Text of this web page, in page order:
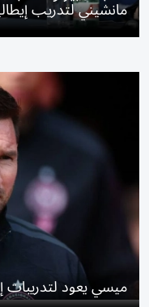
مانشيني لتدريب
ميسي يعود لتدريبات